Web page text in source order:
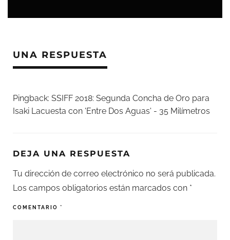
UNA RESPUESTA
Pingback: SSIFF 2018: Segunda Concha de Oro para
Isaki Lacuesta con 'Entre Dos Aguas' - 35 Milímetros
DEJA UNA RESPUESTA
Tu dirección de correo electrónico no será publicada.
Los campos obligatorios están marcados con *
COMENTARIO *